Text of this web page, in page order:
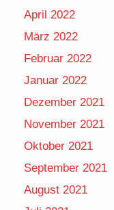
April 2022
März 2022
Februar 2022
Januar 2022
Dezember 2021
November 2021
Oktober 2021
September 2021
August 2021